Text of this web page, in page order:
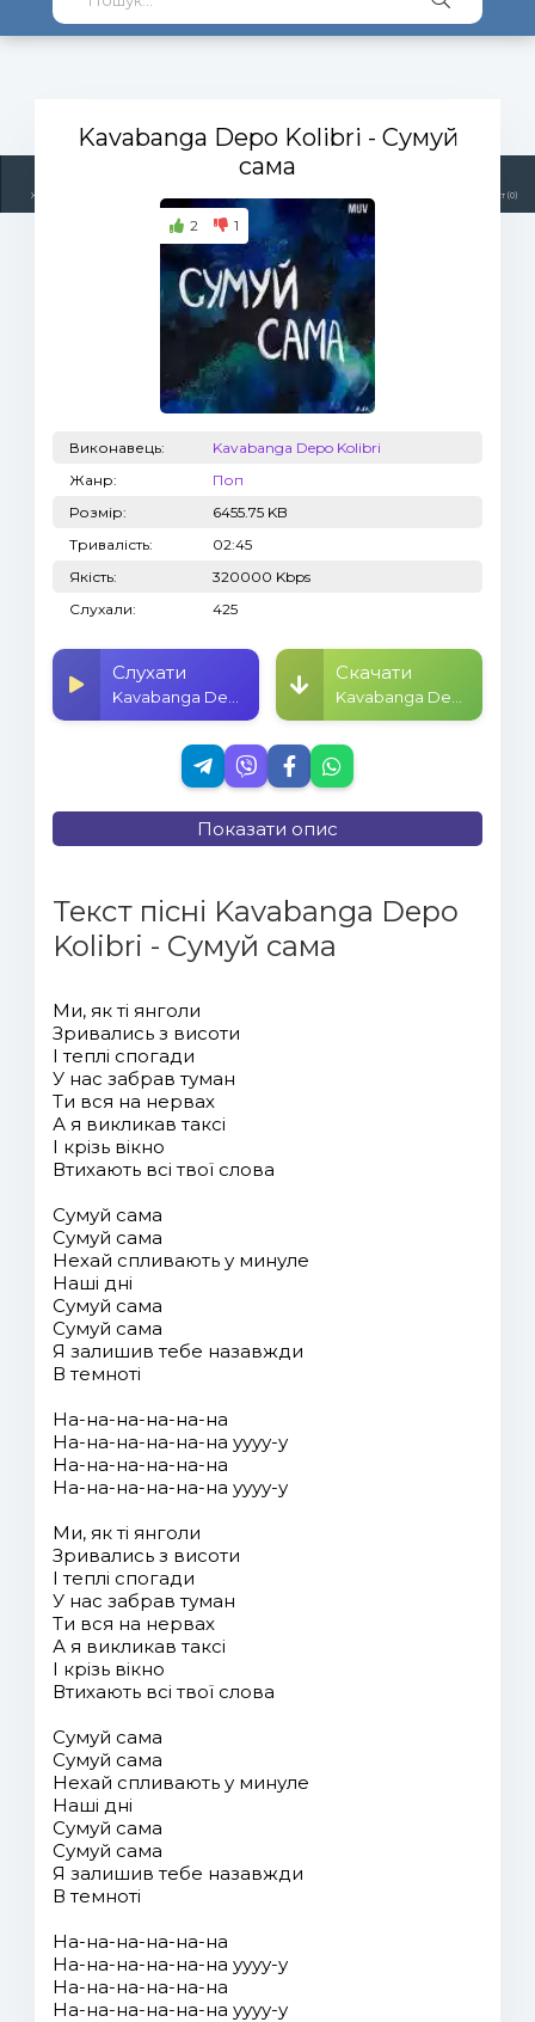
Жанри Плейлист (0)
Kavabanga Depo Kolibri - Сумуй
сама
2 1
Виконавець:
Kavabanga Depo Kolibri
Жанр:
Поп
Розмір:
6455.75 KB
Тривалість:
02:45
Якість:
320000 Kbps
Слухали:
425
Слухати Скачати
Показати опис
Текст пісні Kavabanga Depo
Kolibri - Сумуй сама
Ми, як ті янголи
Зривались з висоти
І теплі спогади
У нас забрав туман
Ти вся на нервах
А я викликав таксі
І крізь вікно
Втихають всі твої слова
Сумуй сама
Сумуй сама
Нехай спливають у минуле
Наші дні
Сумуй сама
Сумуй сама
Я залишив тебе назавжди
В темноті
На-на-на-на-на-на
На-на-на-на-на-на уууу-у
На-на-на-на-на-на
На-на-на-на-на-на уууу-у
Ми, як ті янголи
Зривались з висоти
І теплі спогади
У нас забрав туман
Ти вся на нервах
А я викликав таксі
І крізь вікно
Втихають всі твої слова
Сумуй сама
Сумуй сама
Нехай спливають у минуле
Наші дні
Сумуй сама
Сумуй сама
Я залишив тебе назавжди
В темноті
На-на-на-на-на-на
На-на-на-на-на-на уууу-у
На-на-на-на-на-на
На-на-на-на-на-на уууу-у